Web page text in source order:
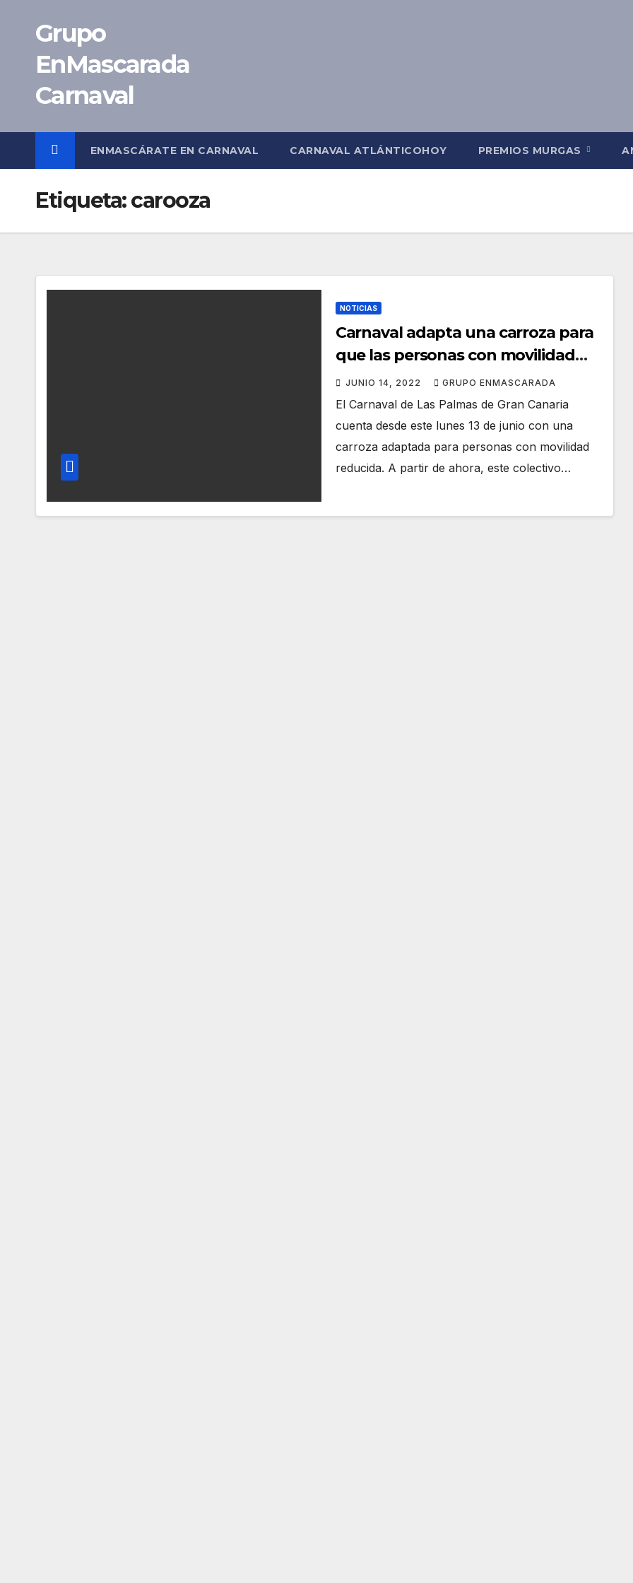
contenido
Grupo
EnMascarada
Carnaval
ENMASCÁRATE EN CARNAVAL CARNAVAL ATLÁNTICOHOY PREMIOS MURGAS
Etiqueta:carooza
NOTICIAS
Carnaval adapta una carroza para
que las personas con movilidad
reducida participen en los desfiles
y cabalgatas
JUNIO 14, 2022 GRUPO ENMASCARADA
El Carnaval de Las Palmas de Gran Canaria
cuenta desde este lunes 13 de junio con una
carroza adaptada para personas con movilidad
reducida. A partir de ahora, este colectivo…